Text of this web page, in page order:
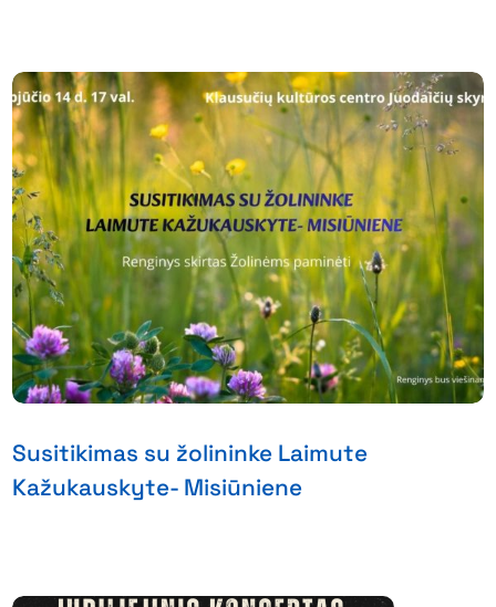
Susitikimas su žolininke Laimute
Kažukauskyte- Misiūniene